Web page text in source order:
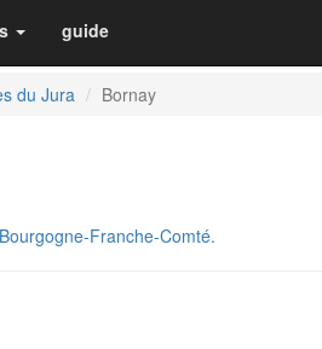
guide
du Jura Bornay
Franche-Comté.